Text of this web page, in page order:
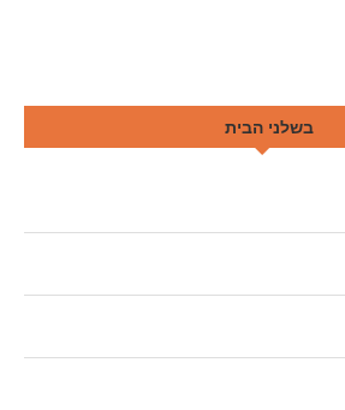
בשלני הבית